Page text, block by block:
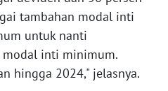
tambahan modal inti
untuk nanti
inti minimum.
hingga 2024," jelasnya.